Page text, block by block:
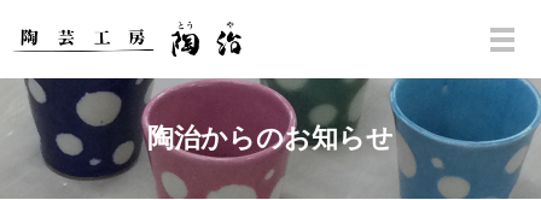
陶治からのお知らせ